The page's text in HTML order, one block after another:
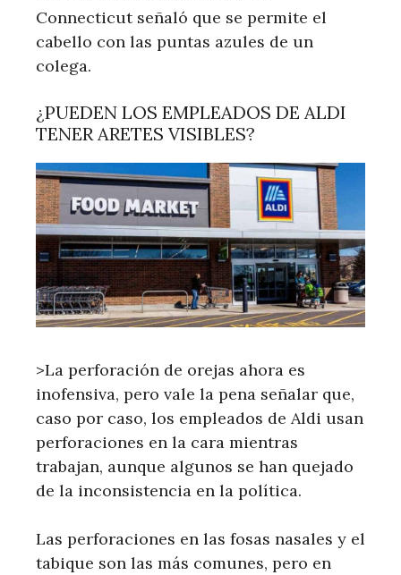
Connecticut señaló que se permite el
cabello con las puntas azules de un
colega.
¿PUEDEN LOS EMPLEADOS DE ALDI
TENER ARETES VISIBLES?
>La perforación de orejas ahora es
inofensiva, pero vale la pena señalar que,
caso por caso, los empleados de Aldi usan
perforaciones en la cara mientras
trabajan, aunque algunos se han quejado
de la inconsistencia en la política.
Las perforaciones en las fosas nasales y el
tabique son las más comunes, pero en